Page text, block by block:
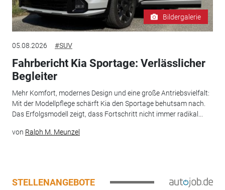
Bildergalerie
05.08.2026 #SUV
Fahrbericht Kia Sportage: Verlässlicher
Begleiter
Mehr Komfort, modernes Design und eine große Antriebsvielfalt:
Mit der Modellpflege schärft Kia den Sportage behutsam nach.
Das Erfolgsmodell zeigt, dass Fortschritt nicht immer radikal...
von Ralph M. Meunzel
STELLENANGEBOTE